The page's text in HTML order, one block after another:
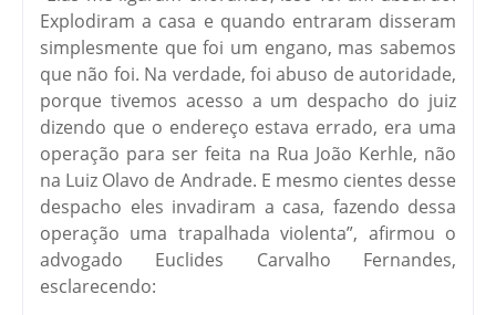
Explodiram a casa e quando entraram disseram
simplesmente que foi um engano, mas sabemos
que não foi. Na verdade, foi abuso de autoridade,
porque tivemos acesso a um despacho do juiz
dizendo que o endereço estava errado, era uma
operação para ser feita na Rua João Kerhle, não
na Luiz Olavo de Andrade. E mesmo cientes desse
despacho eles invadiram a casa, fazendo dessa
operação uma trapalhada violenta”, afirmou o
advogado Euclides Carvalho Fernandes,
esclarecendo: